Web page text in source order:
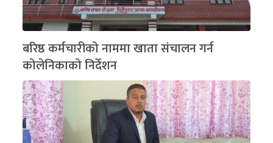
बरिष्ठ कर्मचारीको नाममा खाता संचालन गर्न
कोलेनिकाको निर्देशन